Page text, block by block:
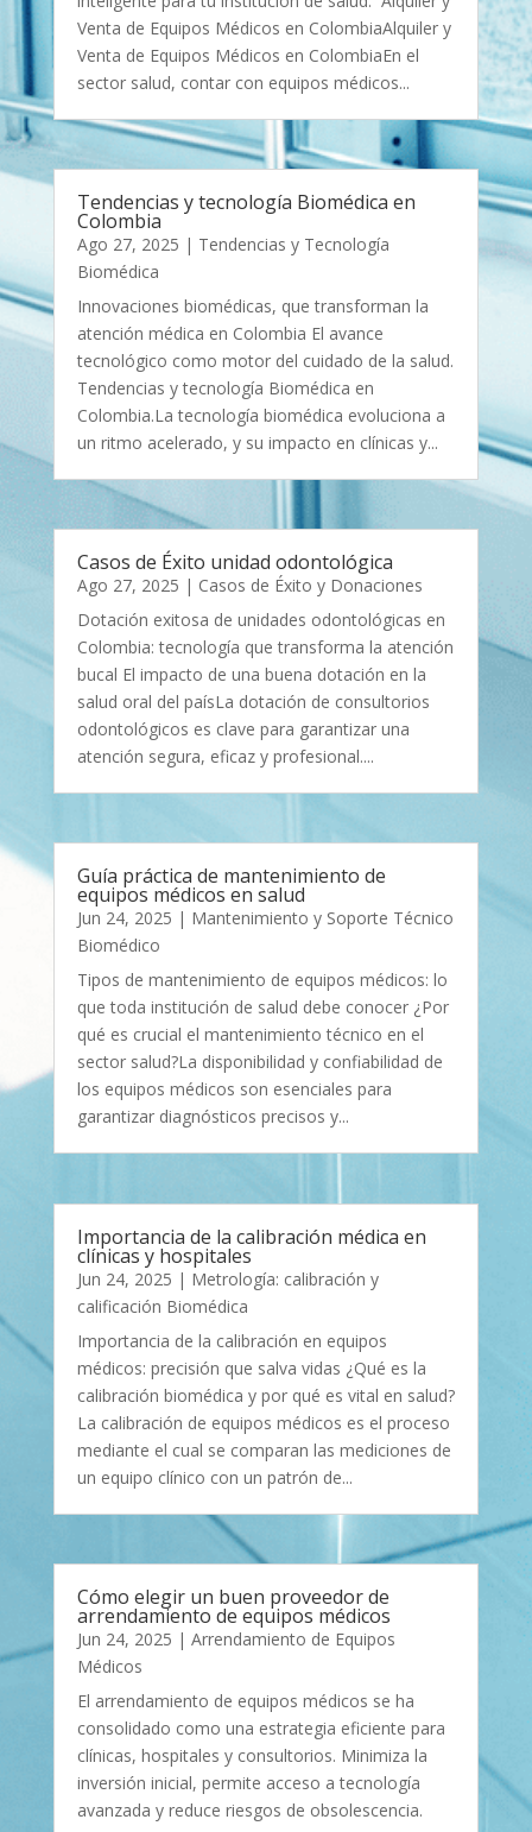
Venta de Equipos Médicos en ColombiaAlquiler y
Venta de Equipos Médicos en ColombiaEn el
sector salud, contar con equipos médicos...
Tendencias y tecnología Biomédica en
Colombia
Ago 27, 2025 | Tendencias y Tecnología
Biomédica
Innovaciones biomédicas, que transforman la
atención médica en Colombia El avance
tecnológico como motor del cuidado de la salud.
Tendencias y tecnología Biomédica en
Colombia.La tecnología biomédica evoluciona a
un ritmo acelerado, y su impacto en clínicas y...
Casos de Éxito unidad odontológica
Ago 27, 2025 | Casos de Éxito y Donaciones
Dotación exitosa de unidades odontológicas en
Colombia: tecnología que transforma la atención
bucal El impacto de una buena dotación en la
salud oral del paísLa dotación de consultorios
odontológicos es clave para garantizar una
atención segura, eficaz y profesional....
Guía práctica de mantenimiento de
equipos médicos en salud
Jun 24, 2025 | Mantenimiento y Soporte Técnico
Biomédico
Tipos de mantenimiento de equipos médicos: lo
que toda institución de salud debe conocer ¿Por
qué es crucial el mantenimiento técnico en el
sector salud?La disponibilidad y confiabilidad de
los equipos médicos son esenciales para
garantizar diagnósticos precisos y...
Importancia de la calibración médica en
clínicas y hospitales
Jun 24, 2025 | Metrología: calibración y
calificación Biomédica
Importancia de la calibración en equipos
médicos: precisión que salva vidas ¿Qué es la
calibración biomédica y por qué es vital en salud?
La calibración de equipos médicos es el proceso
mediante el cual se comparan las mediciones de
un equipo clínico con un patrón de...
Cómo elegir un buen proveedor de
arrendamiento de equipos médicos
Jun 24, 2025 | Arrendamiento de Equipos
Médicos
El arrendamiento de equipos médicos se ha
consolidado como una estrategia eficiente para
clínicas, hospitales y consultorios. Minimiza la
inversión inicial, permite acceso a tecnología
avanzada y reduce riesgos de obsolescencia.